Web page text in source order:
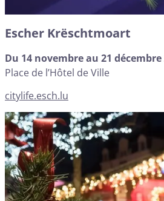
Escher Krëschtmoart
Du 14 novembre au 21 décembre
Place de l’Hôtel de Ville
citylife.esch.lu